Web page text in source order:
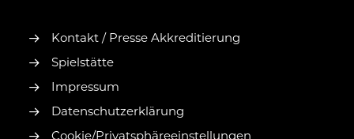
Kontakt / Presse Akkreditierung
Spielstätte
Impressum
Datenschutzerklärung